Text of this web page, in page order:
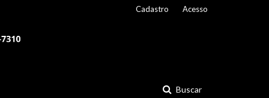
Buscar
Cadastro Acesso